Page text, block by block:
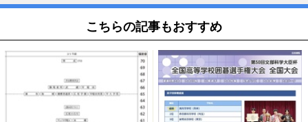
こちらの記事もおすすめ